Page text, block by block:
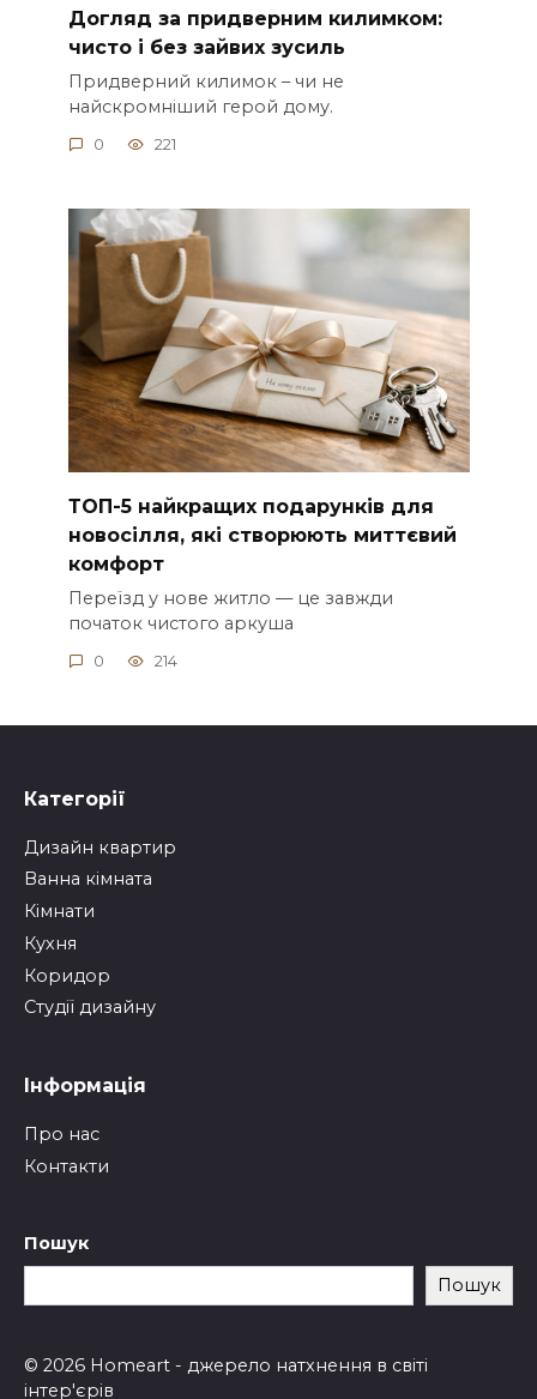
Догляд за придверним килимком:
чисто і без зайвих зусиль
Придверний килимок – чи не
найскромніший герой дому.
0 221
ТОП-5 найкращих подарунків для
новосілля, які створюють миттєвий
комфорт
Переїзд у нове житло — це завжди
початок чистого аркуша
0 214
Категорії
Дизайн квартир
Ванна кімната
Кімнати
Кухня
Коридор
Студії дизайну
Інформація
Про нас
Контакти
Пошук
Пошук
© 2026 Homeart - джерело натхнення в світі
інтер'єрів